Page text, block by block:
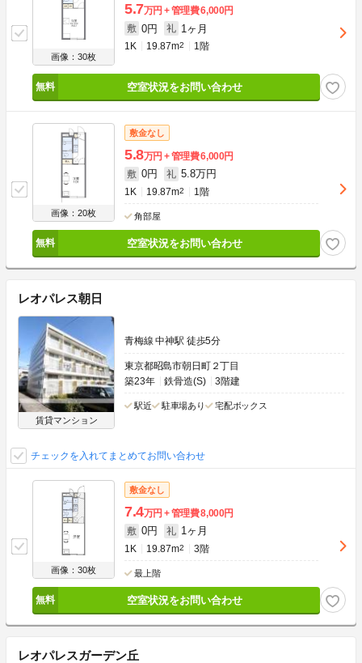
画像：30枚
5.7万円 管理費6,000円
敷 0円 礼 1ヶ月
1K 19.87m2 1階
空室状況をお問い合わせ
画像：20枚
敷金なし
5.8万円 管理費6,000円
敷 0円 礼 5.8万円
1K 19.87m2 1階
角部屋
空室状況をお問い合わせ
レオパレス朝日
賃貸マンション
青梅線 中神駅 徒歩5分
東京都昭島市朝日町２丁目
築23年
鉄骨造(S) 3階建
駅近 駐車場あり 宅配ボックス
チェックを入れてまとめてお問い合わせ
画像：30枚
敷金なし
7.4万円 管理費8,000円
敷 0円 礼 1ヶ月
1K 19.87m2 3階
最上階
空室状況をお問い合わせ
レオパレスガーデン丘